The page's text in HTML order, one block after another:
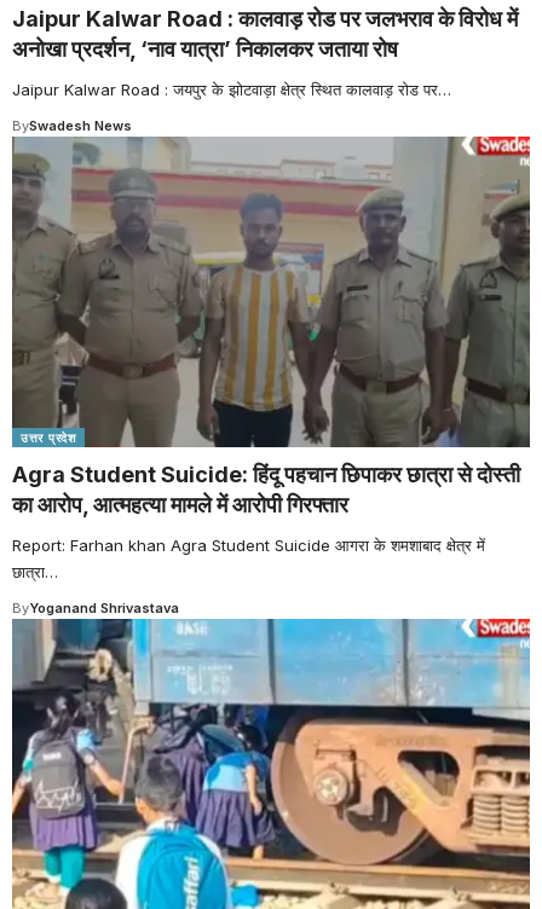
Jaipur Kalwar Road : कालवाड़ रोड पर जलभराव के विरोध में
अनोखा प्रदर्शन, ‘नाव यात्रा’ निकालकर जताया रोष
Jaipur Kalwar Road : जयपुर के झोटवाड़ा क्षेत्र स्थित कालवाड़ रोड पर…
BySwadesh News
उत्तर प्रदेश
Agra Student Suicide: हिंदू पहचान छिपाकर छात्रा से दोस्ती
का आरोप, आत्महत्या मामले में आरोपी गिरफ्तार
Report: Farhan khan Agra Student Suicide आगरा के शमशाबाद क्षेत्र में
छात्रा…
ByYoganand Shrivastava